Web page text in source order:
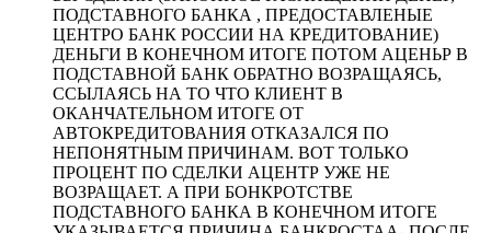
ПОДСТАВНОГО БАНКА , ПРЕДОСТАВЛЕНЫЕ
ЦЕНТРО БАНК РОССИИ НА КРЕДИТОВАНИЕ)
ДЕНЬГИ В КОНЕЧНОМ ИТОГЕ ПОТОМ АЦЕНЬР В
ПОДСТАВНОЙ БАНК ОБРАТНО ВОЗРАЩАЯСЬ,
ССЫЛАЯСЬ НА ТО ЧТО КЛИЕНТ В
ОКАНЧАТЕЛЬНОМ ИТОГЕ ОТ
АВТОКРЕДИТОВАНИЯ ОТКАЗАЛСЯ ПО
НЕПОНЯТНЫМ ПРИЧИНАМ. ВОТ ТОЛЬКО
ПРОЦЕНТ ПО СДЕЛКИ АЦЕНТР УЖЕ НЕ
ВОЗРАЩАЕТ. А ПРИ БОНКРОТСТВЕ
ПОДСТАВНОГО БАНКА В КОНЕЧНОМ ИТОГЕ